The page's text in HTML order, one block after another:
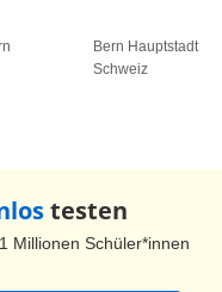
Bern Hauptstadt
Schweiz
testen
Millionen Schüler*innen